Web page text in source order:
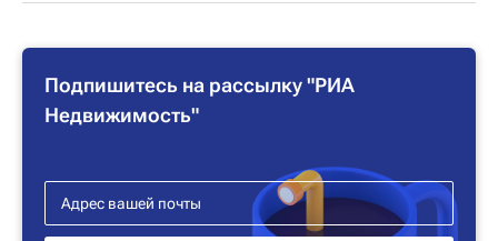
Подпишитесь на рассылку "РИА
Недвижимость"